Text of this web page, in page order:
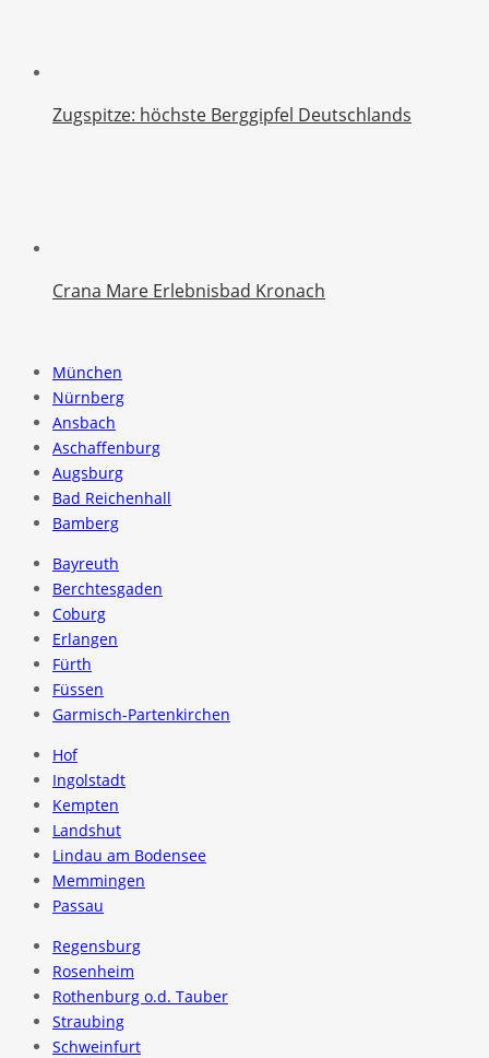
Zugspitze: höchste Berggipfel Deutschlands
Crana Mare Erlebnisbad Kronach
München
Nürnberg
Ansbach
Aschaffenburg
Augsburg
Bad Reichenhall
Bamberg
Bayreuth
Berchtesgaden
Coburg
Erlangen
Fürth
Füssen
Garmisch-Partenkirchen
Hof
Ingolstadt
Kempten
Landshut
Lindau am Bodensee
Memmingen
Passau
Regensburg
Rosenheim
Rothenburg o.d. Tauber
Straubing
Schweinfurt